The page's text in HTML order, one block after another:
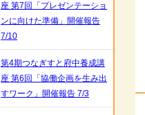
座 第7回「プレゼンテーショ
ンに向けた準備」開催報告
7/10
第4期つなぎすと府中養成講
座 第6回「協働企画を生み出
すワーク」開催報告 7/3